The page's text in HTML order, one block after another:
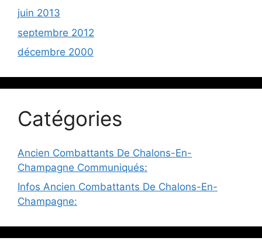
juin 2013
septembre 2012
décembre 2000
Catégories
Ancien Combattants De Chalons-En-
Champagne Communiqués:
Infos Ancien Combattants De Chalons-En-
Champagne: